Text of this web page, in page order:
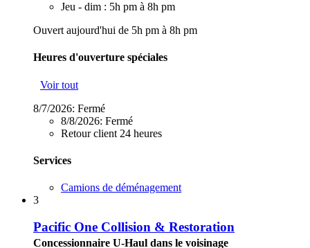
Jeu - dim : 5h pm à 8h pm
Ouvert aujourd'hui de 5h pm à 8h pm
Heures d'ouverture spéciales
Voir tout
8/7/2026: Fermé
8/8/2026: Fermé
Retour client 24 heures
Services
Camions de déménagement
3
Pacific One Collision & Restoration
Concessionnaire U-Haul dans le voisinage